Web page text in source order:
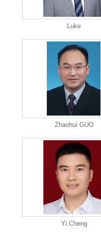
Luke
Zhaohui GUO
Yi Cheng